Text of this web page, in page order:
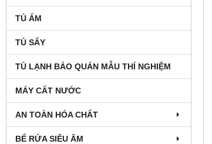
TỦ ẤM
TỦ SẤY
TỦ LẠNH BẢO QUẢN MẪU THÍ NGHIỆM
MÁY CẤT NƯỚC
AN TOÀN HÓA CHẤT
BỂ RỬA SIÊU ÂM